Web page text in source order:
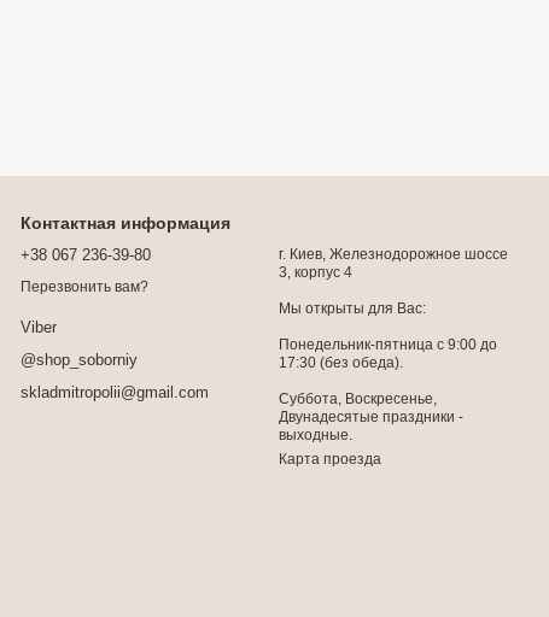
Контактная информация
+38 067 236-39-80
Перезвонить вам?
Viber
@shop_soborniy
skladmitropolii@gmail.com
г. Киев, Железнодорожное шоссе
3, корпус 4
Мы открыты для Вас:
Понедельник-пятница с 9:00 до
17:30 (без обеда).
Суббота, Воскресенье,
Двунадесятые праздники -
выходные.
Карта проезда